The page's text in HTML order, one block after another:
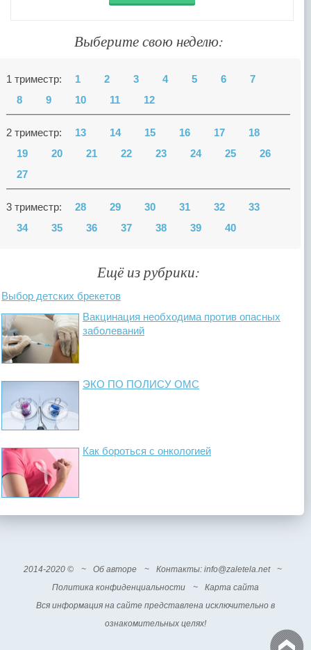
Выберите свою неделю:
1 триместр: 1 2 3 4 5 6
7
8
9 10 11 12
2 триместр: 13 14 15 16 17
18
19
20 21 22 23 24 25
26
27
3 триместр: 28 29 30 31 32
33
34
35 36 37 38 39 40
Ещё из рубрики:
Выбор детских брекетов
Вакцинация необходима против опасных
заболеваний
ЭКО ПО ПОЛИСУ ОМС
Как бороться с онкологией
2014-2020 © ~ Об авторе ~ Контакты: info@zaletela.net
~
Политика конфиденциальности
~
Карта сайта
Вся информация на сайте представлена исключительно в
ознакомительных целях!